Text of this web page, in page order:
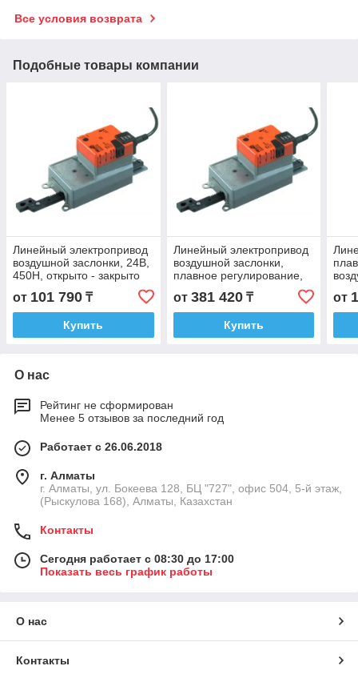
Все условия возврата
Подобные товары компании
Линейный электропривод
воздушной заслонки, 24В,
450Н, открыто - закрыто
от 101 790 ₸
Купить
Линейный электропривод
воздушной заслонки,
плавное регулирование,
24В, 450Н SHK24A-MF100
от 381 420₸
Купить
от
О нас
Рейтинг не сформирован
Менее 5 отзывов за последний год
Работает с 26.06.2018
г. Алматы
г. Алматы, ул. Бокеева 128, БЦ "727", офис 504, 5-й этаж,
(Рыскулова 168), Алматы, Казахстан
Контакты
Сегодня работает с 08:30 до 17:00
Показать весь график работы
О нас
Контакты